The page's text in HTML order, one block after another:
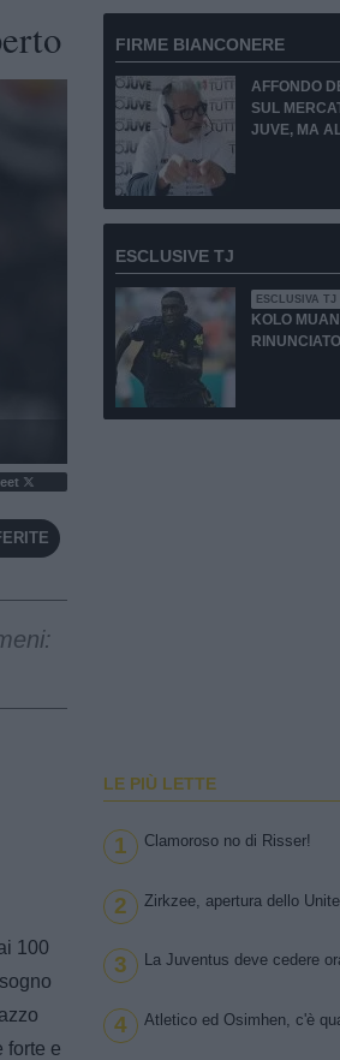
100
forte e
FIRME BIANCONERE
AFFONDO
SUL
JUVE, MA
ESCLUSIVE TJ
ESCLUSIVA TJ
KOLO
LE PIÙ LETTE
1 Clamoroso no di Risser!
2 Zirkzee, apertura dello
3 La Juventus deve cedere
4 Atletico ed Osimhen, c'è